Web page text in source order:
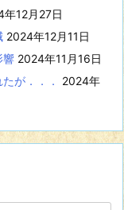
年12月27日
2024年12月11日
響 2024年11月16日
が．．．
2024年